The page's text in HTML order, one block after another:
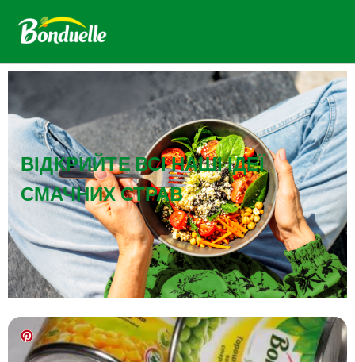
ВІДКРИЙТЕ ВСІ НАШІ ІДЕЇ
СМАЧНИХ СТРАВ